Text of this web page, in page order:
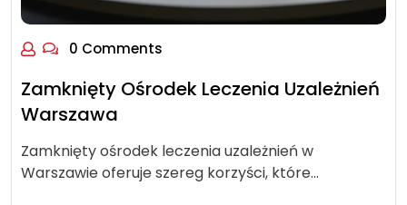
0 Comments
Zamknięty Ośrodek Leczenia Uzależnień
Warszawa
Zamknięty ośrodek leczenia uzależnień w
Warszawie oferuje szereg korzyści, które…